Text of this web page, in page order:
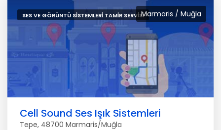
Marmaris / Muğla
SES VE GÖRÜNTÜ SISTEMLERI TAMIR SERVISI
Cell Sound Ses Işık Sistemleri
Tepe, 48700 Marmaris/Muğla